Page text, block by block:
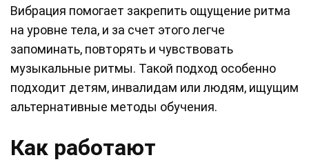
Вибрация помогает закрепить ощущение ритма
на уровне тела, и за счет этого легче
запоминать, повторять и чувствовать
музыкальные ритмы. Такой подход особенно
подходит детям, инвалидам или людям, ищущим
альтернативные методы обучения.
Как работают